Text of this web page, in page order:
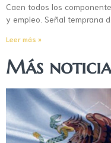
Caen todos los
y empleo. Señal temprana
Leer más »
Más